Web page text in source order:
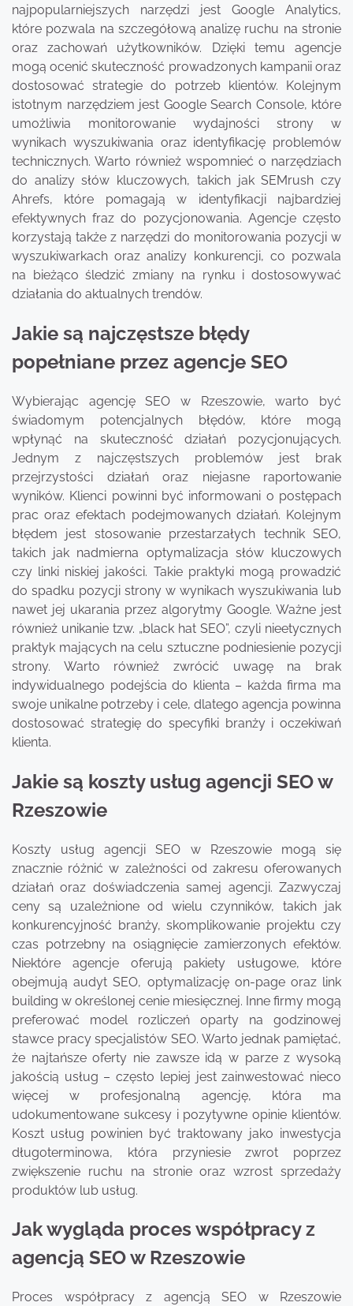
najpopularniejszych narzędzi jest Google Analytics,
które pozwala na szczegółową analizę ruchu na stronie
oraz zachowań użytkowników. Dzięki temu agencje
mogą ocenić skuteczność prowadzonych kampanii oraz
dostosować strategie do potrzeb klientów. Kolejnym
istotnym narzędziem jest Google Search Console, które
umożliwia monitorowanie wydajności strony w
wynikach wyszukiwania oraz identyfikację problemów
technicznych. Warto również wspomnieć o narzędziach
do analizy słów kluczowych, takich jak SEMrush czy
Ahrefs, które pomagają w identyfikacji najbardziej
efektywnych fraz do pozycjonowania. Agencje często
korzystają także z narzędzi do monitorowania pozycji w
wyszukiwarkach oraz analizy konkurencji, co pozwala
na bieżąco śledzić zmiany na rynku i dostosowywać
działania do aktualnych trendów.
Jakie są najczęstsze błędy
popełniane przez agencje SEO
Wybierając agencję SEO w Rzeszowie, warto być
świadomym potencjalnych błędów, które mogą
wpłynąć na skuteczność działań pozycjonujących.
Jednym z najczęstszych problemów jest brak
przejrzystości działań oraz niejasne raportowanie
wyników. Klienci powinni być informowani o postępach
prac oraz efektach podejmowanych działań. Kolejnym
błędem jest stosowanie przestarzałych technik SEO,
takich jak nadmierna optymalizacja słów kluczowych
czy linki niskiej jakości. Takie praktyki mogą prowadzić
do spadku pozycji strony w wynikach wyszukiwania lub
nawet jej ukarania przez algorytmy Google. Ważne jest
również unikanie tzw. „black hat SEO”, czyli nieetycznych
praktyk mających na celu sztuczne podniesienie pozycji
strony. Warto również zwrócić uwagę na brak
indywidualnego podejścia do klienta – każda firma ma
swoje unikalne potrzeby i cele, dlatego agencja powinna
dostosować strategię do specyfiki branży i oczekiwań
klienta.
Jakie są koszty usług agencji SEO w
Rzeszowie
Koszty usług agencji SEO w Rzeszowie mogą się
znacznie różnić w zależności od zakresu oferowanych
działań oraz doświadczenia samej agencji. Zazwyczaj
ceny są uzależnione od wielu czynników, takich jak
konkurencyjność branży, skomplikowanie projektu czy
czas potrzebny na osiągnięcie zamierzonych efektów.
Niektóre agencje oferują pakiety usługowe, które
obejmują audyt SEO, optymalizację on-page oraz link
building w określonej cenie miesięcznej. Inne firmy mogą
preferować model rozliczeń oparty na godzinowej
stawce pracy specjalistów SEO. Warto jednak pamiętać,
że najtańsze oferty nie zawsze idą w parze z wysoką
jakością usług – często lepiej jest zainwestować nieco
więcej w profesjonalną agencję, która ma
udokumentowane sukcesy i pozytywne opinie klientów.
Koszt usług powinien być traktowany jako inwestycja
długoterminowa, która przyniesie zwrot poprzez
zwiększenie ruchu na stronie oraz wzrost sprzedaży
produktów lub usług.
Jak wygląda proces współpracy z
agencją SEO w Rzeszowie
Proces współpracy z agencją SEO w Rzeszowie